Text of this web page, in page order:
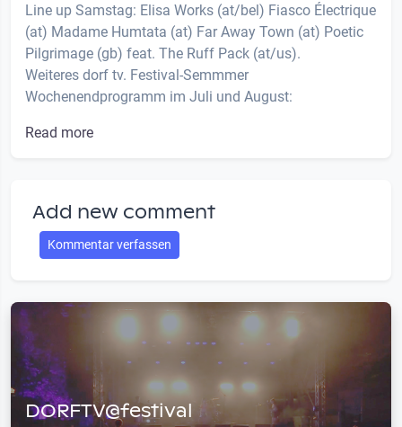
Line up Samstag: Elisa Works (at/bel) Fiasco Électrique
(at) Madame Humtata (at) Far Away Town (at) Poetic
Pilgrimage (gb) feat. The Ruff Pack (at/us).
Weiteres dorf tv. Festival-Semmmer
Wochenendprogramm im Juli und August:
Read more
Add new comment
Kommentar verfassen
DORFTV@festival